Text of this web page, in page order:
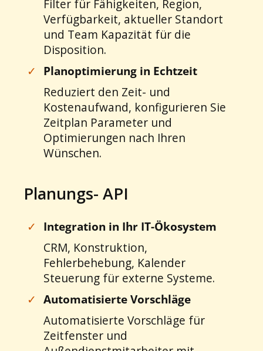
Filter für Fähigkeiten, Region,
Verfügbarkeit, aktueller Standort
und Team Kapazität für die
Disposition.
✓
Planoptimierung in Echtzeit
Reduziert den Zeit- und
Kostenaufwand, konfigurieren Sie
Zeitplan Parameter und
Optimierungen nach Ihren
Wünschen.
Planungs- API
✓
Integration in Ihr IT-Ökosystem
CRM, Konstruktion,
Fehlerbehebung, Kalender
Steuerung für externe Systeme.
✓ Automatisierte Vorschläge
Automatisierte Vorschläge für
Zeitfenster und